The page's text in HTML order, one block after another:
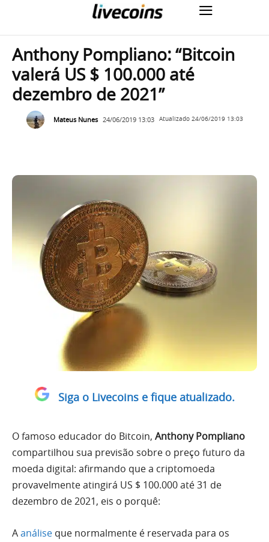
Anthony Pompliano: “Bitcoin
valerá US $ 100.000 até
dezembro de 2021”
Mateus Nunes 24/06/2019 13:03 Atualizado 24/06/2019 13:03
Siga o Livecoins e fique atualizado.
O famoso educador do Bitcoin, Anthony Pompliano
compartilhou sua previsão sobre o preço futuro da
moeda digital: afirmando que a criptomoeda
provavelmente atingirá US $ 100.000 até 31 de
dezembro de 2021, eis o porquê:
Aanálise que normalmente é reservada para os